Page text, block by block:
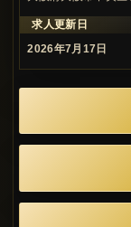
求人更新日
2026年7月17日